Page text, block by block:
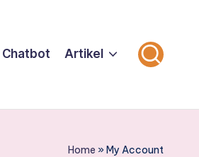
Chatbot Artikel
Home »My Account